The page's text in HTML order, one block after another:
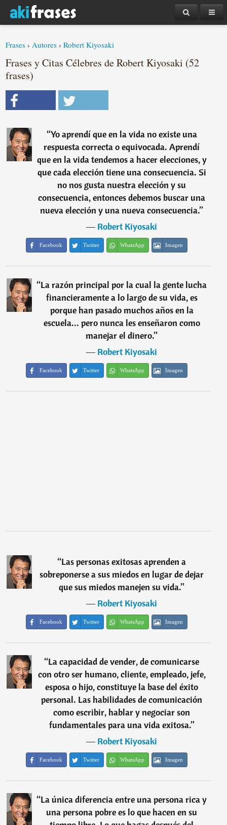
Frases ›Autores ›Robert Kiyosaki
Frases y Citas Célebres de Robert Kiyosaki (52
frases)
“Yo aprendí que en la vida no existe una
respuesta correcta o equivocada. Aprendí
que en la vida tendemos a hacer elecciones, y
que cada elección tiene una consecuencia. Si
no nos gusta nuestra elección y su
consecuencia, entonces debemos buscar una
nueva elección y una nueva consecuencia.”
―Robert Kiyosaki
Facebook Twitter WhatsApp Imagen
“La razón principal por la cual la gente lucha
financieramente a lo largo de su vida, es
porque han pasado muchos años en la
escuela... pero nunca les enseñaron como
manejar el dinero.”
―Robert Kiyosaki
Facebook Twitter WhatsApp Imagen
“Las personas exitosas aprenden a
sobreponerse a sus miedos en lugar de dejar
que sus miedos manejen su vida.”
―Robert Kiyosaki
Facebook Twitter WhatsApp Imagen
“La capacidad de vender, de comunicarse
con otro ser humano, cliente, empleado, jefe,
esposa o hijo, constituye la base del éxito
personal. Las habilidades de comunicación
como escribir, hablar y negociar son
fundamentales para una vida exitosa.”
―Robert Kiyosaki
Facebook Twitter WhatsApp Imagen
“La única diferencia entre una persona rica y
una persona pobre es lo que hacen en su